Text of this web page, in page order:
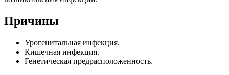
Причины
Урогенитальная инфекция.
Кишечная инфекция.
Генетическая предрасположенность.